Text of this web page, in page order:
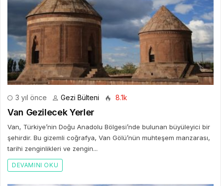
3 yıl önce Gezi Bülteni 8.1k
Van Gezilecek Yerler
Van, Türkiye’nin Doğu Anadolu Bölgesi’nde bulunan büyüleyici bir
şehirdir. Bu gizemli coğrafya, Van Gölü’nün muhteşem manzarası,
tarihi zenginlikleri ve zengin...
DEVAMINI OKU